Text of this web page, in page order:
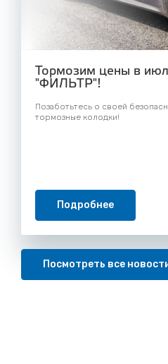
Тормозим цены в
"ФИЛЬТР"!
Позаботьтесь о своей
тормозные колодки!
Подробнее
Посмотреть все